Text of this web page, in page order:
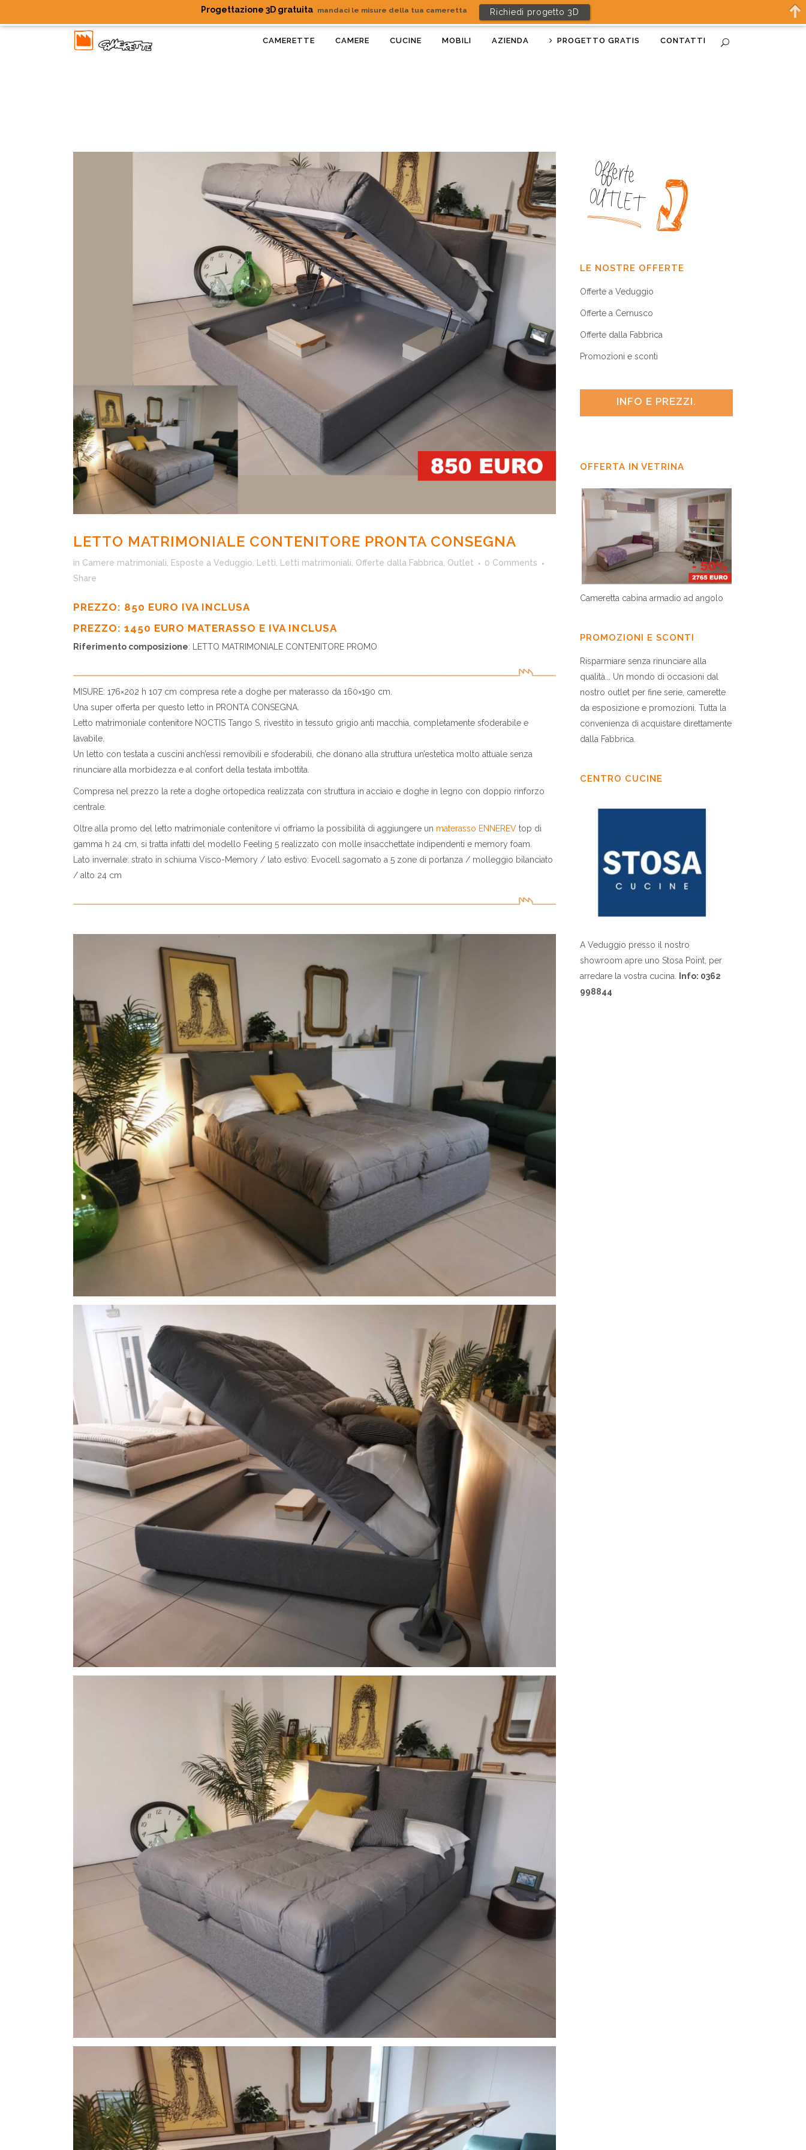
CAMERETTE CAMERE CUCINE MOBILI AZIENDA PROGETTO GRATIS CONTATTI
LETTO MATRIMONIALE CONTENITORE PRONTA CONSEGNA
in Camere matrimoniali Esposte a Veduggio Letti Letti matrimoniali Offerte dalla Fabbrica Outlet
0 Comments
Share
PREZZO: 850 EURO IVA INCLUSA
PREZZO: 1450 EURO MATERASSO E IVA INCLUSA
Riferimento composizione: LETTO MATRIMONIALE CONTENITORE PROMO
MISURE: 176×202 h 107 cm compresa rete a doghe per materasso da 160×190 cm.
Una super offerta per questo letto in PRONTA CONSEGNA
Letto matrimoniale contenitore NOCTIS Tango S, rivestito in tessuto grigio anti macchia, completamente sfoderabile e
lavabile.
Un letto con testata a cuscini anch’essi removibili e sfoderabili, che donano alla struttura un’estetica molto attuale senza
rinunciare alla morbidezza e al confort della testata imbottita.
Compresa nel prezzo la rete a doghe ortopedica realizzata con struttura in acciaio e doghe in legno con doppio rinforzo
centrale.
Oltre alla promo del letto matrimoniale contenitore vi offriamo la possibilità di aggiungere un materasso ENNEREV top di
gamma h 24 cm, si tratta infatti del modello Feeling 5 realizzato con molle insacchettate indipendenti e memory foam.
Lato invernale: strato in schiuma Visco-Memory / lato estivo: Evocell sagomato a 5 zone di portanza / molleggio bilanciato
/ alto 24 cm
LE NOSTRE OFFERTE
Offerte a Veduggio
Offerte a Cernusco
Offerte dalla Fabbrica
Promozioni e sconti
INFO E PREZZI.
OFFERTA IN VETRINA
Cameretta cabina armadio ad angolo
PROMOZIONI E SCONTI
Risparmiare senza rinunciare alla
qualità... Un mondo di occasioni dal
nostro outlet per fine serie, camerette
da esposizione e promozioni. Tutta la
convenienza di acquistare direttamente
dalla Fabbrica.
CENTRO CUCINE
A Veduggio presso il nostro
showroom apre uno Stosa Point, per
arredare la vostra cucina.
Info: 0362
998844
Progettazione 3D gratuita mandaci le misure della tua cameretta Richiedi progetto 3D